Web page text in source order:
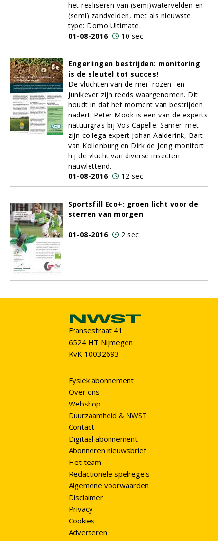
het realiseren van (semi)watervelden en
(semi) zandvelden, met als nieuwste
type: Domo Ultimate.
01-08-2016
10 sec
Engerlingen bestrijden: monitoring
is de sleutel tot succes!
De vluchten van de mei- rozen- en
junikever zijn reeds waargenomen. Dit
houdt in dat het moment van bestrijden
nadert. Peter Mook is een van de experts
natuurgras bij Vos Capelle. Samen met
zijn collega expert Johan Aalderink, Bart
van Kollenburg en Dirk de Jong monitort
hij de vlucht van diverse insecten
nauwlettend.
01-08-2016
12 sec
Sportsfill Eco+: groen licht voor de
sterren van morgen
01-08-2016 2 sec
Fransestraat 41
6524 HT Nijmegen
KvK 10032693
Fysiek abonnement
Over ons
Webshop
Duurzaamheid & NWST
Contact
Digitaal abonnement
Abonneren nieuwsbrief
Het team
Redactionele spelregels
Algemene voorwaarden
Disclaimer
Privacy
Cookies
Adverteren